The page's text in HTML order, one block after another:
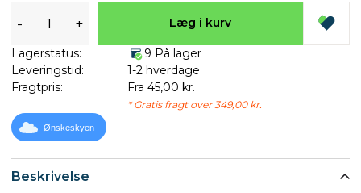
Beskrivelse
- + Læg i kurv
Lagerstatus:
9 På lager
Leveringstid:
1-2 hverdage
Fragtpris:
Fra 45,00 kr.
* Gratis fragt over 349,00 kr.
Ønskeskyen